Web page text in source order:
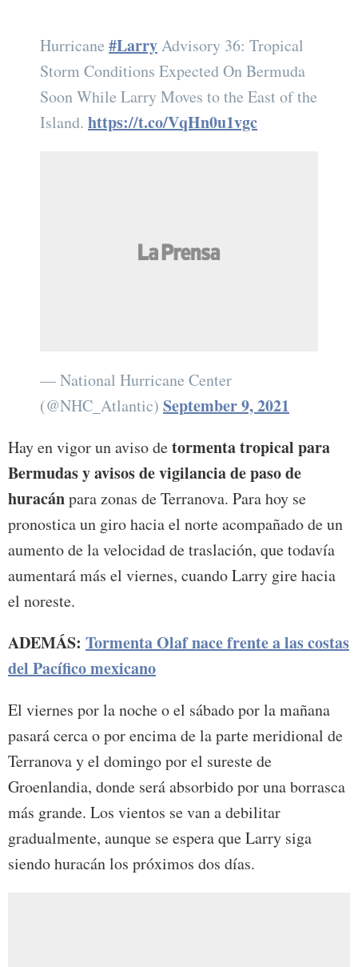
Hurricane #LarryAdvisory 36: Tropical
Storm Conditions Expected On Bermuda
Soon While Larry Moves to the East of the
Island. https://t.co/VqHn0u1vgc
— National Hurricane Center
(@NHC_Atlantic) September 9, 2021
Hay en vigor un aviso detormenta tropical para
Bermudas y avisos de vigilancia de paso de
huracánpara zonas de Terranova. Para hoy se
pronostica un giro hacia el norte acompañado de un
aumento de la velocidad de traslación, que todavía
aumentará más el viernes, cuando Larry gire hacia
el noreste.
ADEMÁS: Tormenta Olaf nace frente a las costas
del Pacífico mexicano
El viernes por la noche o el sábado por la mañana
pasará cerca o por encima de la parte meridional de
Terranova y el domingo por el sureste de
Groenlandia, donde será absorbido por una borrasca
más grande. Los vientos se van a debilitar
gradualmente, aunque se espera que Larry siga
siendo huracán los próximos dos días.